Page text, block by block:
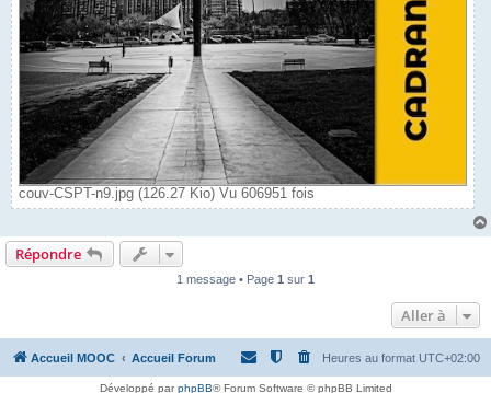
couv-CSPT-n9.jpg (126.27 Kio) Vu 606951 fois
Répondre
1 message • Page 1 sur 1
Aller à
Accueil MOOC Accueil Forum Heures au format UTC+02:00
Développé parphpBB® Forum Software © phpBB Limited